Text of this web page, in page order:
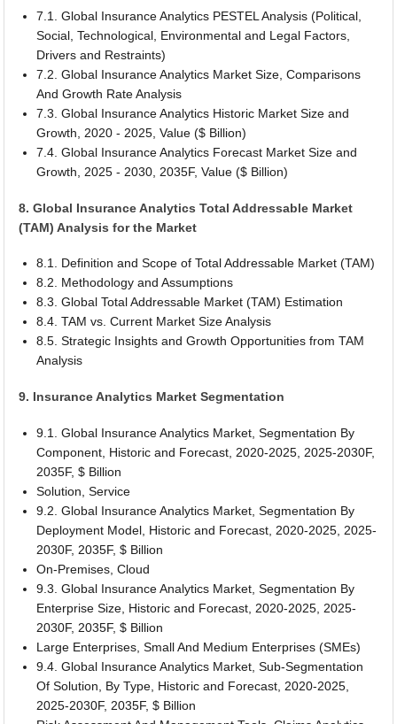
7.1. Global Insurance Analytics PESTEL Analysis (Political,
Social, Technological, Environmental and Legal Factors,
Drivers and Restraints)
7.2. Global Insurance Analytics Market Size, Comparisons
And Growth Rate Analysis
7.3. Global Insurance Analytics Historic Market Size and
Growth, 2020 - 2025, Value ($ Billion)
7.4. Global Insurance Analytics Forecast Market Size and
Growth, 2025 - 2030, 2035F, Value ($ Billion)
8. Global Insurance Analytics Total Addressable Market
(TAM) Analysis for the Market
8.1. Definition and Scope of Total Addressable Market (TAM)
8.2. Methodology and Assumptions
8.3. Global Total Addressable Market (TAM) Estimation
8.4. TAM vs. Current Market Size Analysis
8.5. Strategic Insights and Growth Opportunities from TAM
Analysis
9. Insurance Analytics Market Segmentation
9.1. Global Insurance Analytics Market, Segmentation By
Component, Historic and Forecast, 2020-2025, 2025-2030F,
2035F, $ Billion
Solution, Service
9.2. Global Insurance Analytics Market, Segmentation By
Deployment Model, Historic and Forecast, 2020-2025, 2025-
2030F, 2035F, $ Billion
On-Premises, Cloud
9.3. Global Insurance Analytics Market, Segmentation By
Enterprise Size, Historic and Forecast, 2020-2025, 2025-
2030F, 2035F, $ Billion
Large Enterprises, Small And Medium Enterprises (SMEs)
9.4. Global Insurance Analytics Market, Sub-Segmentation
Of Solution, By Type, Historic and Forecast, 2020-2025,
2025-2030F, 2035F, $ Billion